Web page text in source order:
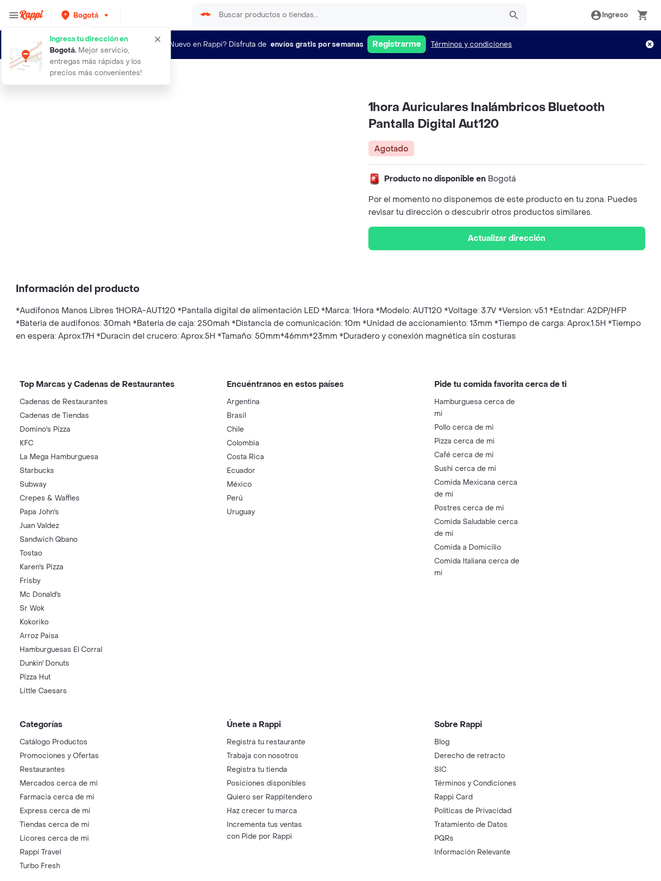
Bogotá
Ingresa tu dirección en
Bogotá. Mejor servicio,
entregas más rápidas y los
precios más convenientes!
Ingreso
¿Nuevo en Rappi? Disfruta de envíos gratis por semanas Registrarme Términos y condiciones
1hora auriculares inalambricos blue
1hora Auriculares Inalámbricos Bluetooth
Pantalla Digital Aut120
Agotado
Producto no disponible en Bogotá
Por el momento no disponemos de este producto en tu zona. Puedes
revisar tu dirección o descubrir otros productos similares.
Actualizar dirección
Información del producto
*Audífonos Manos Libres 1HORA-AUT120 *Pantalla digital de alimentación LED *Marca: 1Hora *Modelo: AUT120 *Voltage: 3.7V *Version: v5.1 *Estndar: A2DP/HFP
*Bateria de audifonos: 30mah *Bateria de caja: 250mah *Distancia de comunicación: 10m *Unidad de accionamiento: 13mm *Tiempo de carga: Aprox.1.5H *Tiempo
en espera: Aprox.17H *Duracin del crucero: Aprox.5H *Tamaño: 50mm*46mm*23mm *Duradero y conexión magnética sin costuras
Top Marcas y Cadenas de Restaurantes
Cadenas de Restaurantes
Cadenas de Tiendas
Domino's Pizza
KFC
La Mega Hamburguesa
Starbucks
Subway
Crepes & Waffles
Papa John's
Juan Valdez
Sandwich Qbano
Tostao
Karen's Pizza
Frisby
Mc Donald's
Sr Wok
Kokoriko
Arroz Paisa
Hamburguesas El Corral
Dunkin' Donuts
Pizza Hut
Little Caesars
Encuéntranos en estos países
Argentina
Brasil
Chile
Colombia
Costa Rica
Ecuador
México
Perú
Uruguay
Pide tu comida favorita cerca de ti
Hamburguesa cerca de
mi
Pollo cerca de mi
Pizza cerca de mi
Café cerca de mi
Sushi cerca de mi
Comida Mexicana cerca
de mi
Postres cerca de mi
Comida Saludable cerca
de mi
Comida a Domicilio
Comida Italiana cerca de
mi
Categorías
Catálogo Productos
Promociones y Ofertas
Restaurantes
Mercados cerca de mi
Farmacia cerca de mi
Express cerca de mi
Tiendas cerca de mi
Licores cerca de mi
Rappi Travel
Turbo Fresh
Únete a Rappi
Registra tu restaurante
Trabaja con nosotros
Registra tu tienda
Posiciones disponibles
Quiero ser Rappitendero
Haz crecer tu marca
Incrementa tus ventas
con Pide por Rappi
Sobre Rappi
Blog
Derecho de retracto
SIC
Términos y Condiciones
Rappi Card
Políticas de Privacidad
Tratamiento de Datos
PQRs
Información Relevante